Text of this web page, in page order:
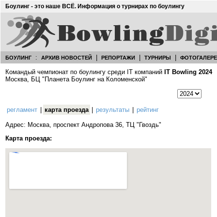
Боулинг - это наше ВСЁ. Информация о турнирах по боулингу
БОУЛИНГ : АРХИВ НОВОСТЕЙ РЕПОРТАЖИ ТУРНИРЫ
Командый чемпионат по боулингу среди IT компаний IT Bowling 2024
Москва, БЦ "Планета Боулинг на Коломенской"
регламент карта проезда результаты рейтинг
Адрес: Москва, проспект Андропова 36, ТЦ "Гвоздь"
Карта проезда: